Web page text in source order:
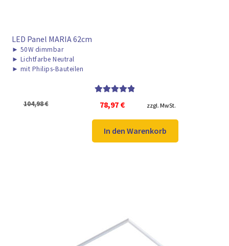
LED Panel MARIA 62cm
► 50W dimmbar
► Lichtfarbe Neutral
► mit Philips-Bauteilen
5.00
104,98€
Ursprünglicher
Preis
war:
104,98 €
78,97 €
Aktueller
Preis
ist:
78,97 €.
zzgl. MwSt.
In den Warenkorb